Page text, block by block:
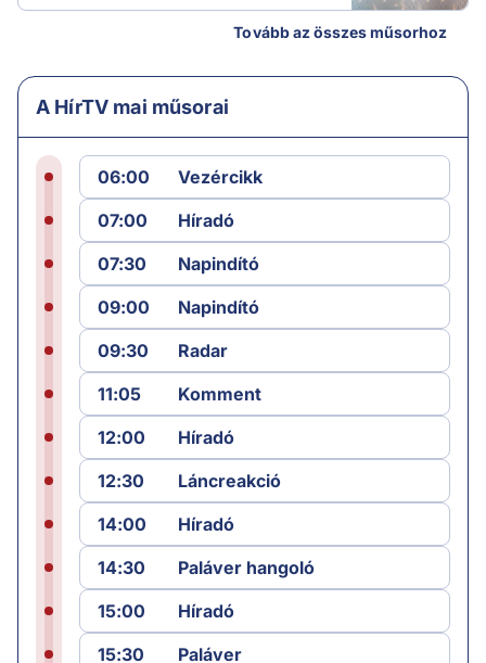
Tovább az összes műsorhoz
A HírTV mai műsorai
06:00
Vezércikk
07:00
Híradó
07:30
Napindító
09:00
Napindító
09:30
Radar
11:05
Komment
12:00
Híradó
12:30
Láncreakció
14:00
Híradó
14:30
Paláver hangoló
15:00
Híradó
15:30
Paláver